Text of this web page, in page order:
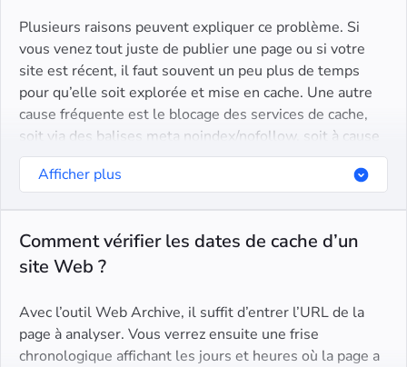
Plusieurs raisons peuvent expliquer ce problème. Si
vous venez tout juste de publier une page ou si votre
site est récent, il faut souvent un peu plus de temps
pour qu’elle soit explorée et mise en cache. Une autre
cause fréquente est le blocage des services de cache,
soit via des balises meta noindex/nofollow, soit à cause
d’un code d’état incorrect, comme l’absence d’un code
200 OK.
Afficher plus
Comment vérifier les dates de cache d’un
site Web ?
Avec l’outil Web Archive, il suffit d’entrer l’URL de la
page à analyser. Vous verrez ensuite une frise
chronologique affichant les jours et heures où la page a